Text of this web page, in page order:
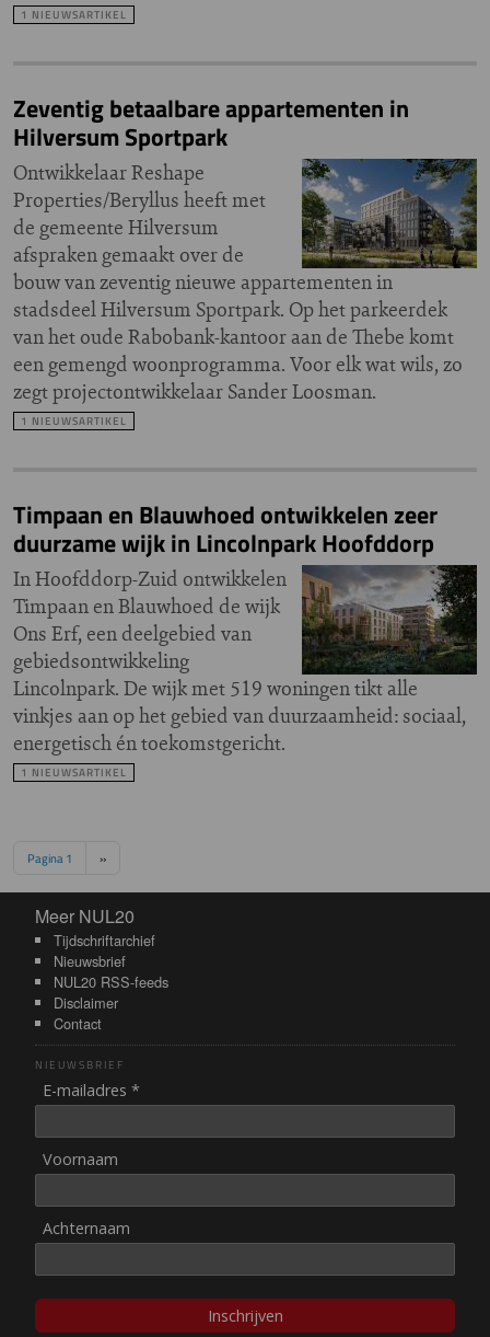
1 NIEUWSARTIKEL
Zeventig betaalbare appartementen in
Hilversum Sportpark
Ontwikkelaar Reshape
Properties/Beryllus heeft met
de gemeente Hilversum
afspraken gemaakt over de
bouw van zeventig nieuwe appartementen in
stadsdeel Hilversum Sportpark. Op het parkeerdek
van het oude Rabobank-kantoor aan de Thebe komt
een gemengd woonprogramma. Voor elk wat wils, zo
zegt projectontwikkelaar Sander Loosman.
1 NIEUWSARTIKEL
Timpaan en Blauwhoed ontwikkelen zeer
duurzame wijk in Lincolnpark Hoofddorp
In Hoofddorp-Zuid ontwikkelen
Timpaan en Blauwhoed de wijk
Ons Erf, een deelgebied van
gebiedsontwikkeling
Lincolnpark. De wijk met 519 woningen tikt alle
vinkjes aan op het gebied van duurzaamheid: sociaal,
energetisch én toekomstgericht.
1 NIEUWSARTIKEL
Paginering
Pagina 1 Volgende pagina
››
Meer NUL20
Meer NUL20
Tijdschriftarchief
Nieuwsbrief
NUL20 RSS-feeds
Disclaimer
Contact
NIEUWSBRIEF
E-mailadres *
Voornaam
Achternaam
Inschrijven